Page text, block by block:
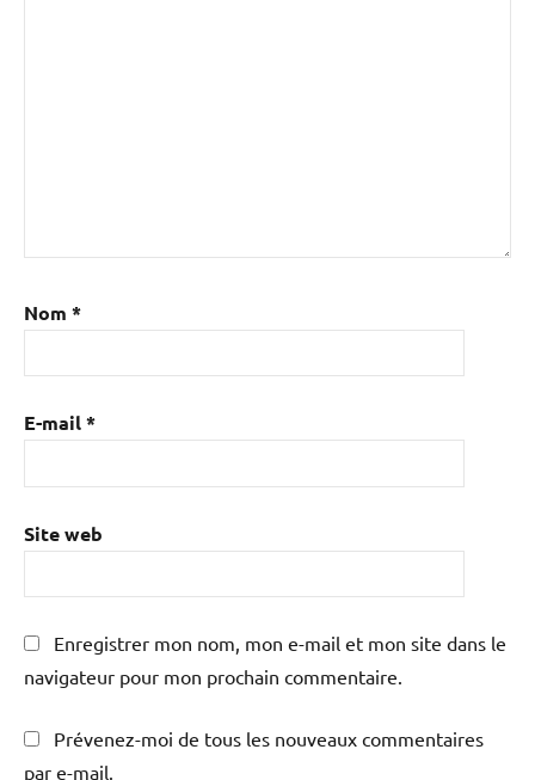
Nom *
E-mail*
Site web
Enregistrer mon nom, mon e-mail et mon site dans le
navigateur pour mon prochain commentaire.
Prévenez-moi de tous les nouveaux commentaires
par e-mail.